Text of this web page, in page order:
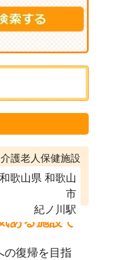
介護老人保健施設
和歌山県 和歌山
市
紀ノ川駅
ある施設で
の復帰を目指